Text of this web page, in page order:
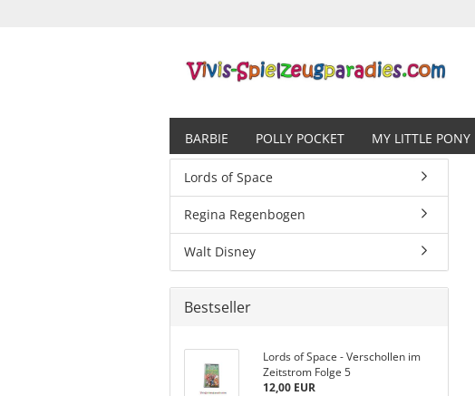
BARBIE POLLY POCKET MY LITTLE PONY
Lords of Space
Regina Regenbogen
Walt Disney
Bestseller
Lords of Space - Verschollen im
Zeitstrom Folge 5
12,00 EUR